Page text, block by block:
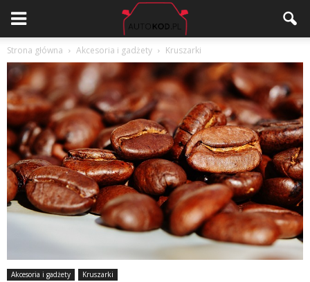
Strona główna Akcesoria i gadżety Kruszarki
Akcesoria i gadżety Kruszarki